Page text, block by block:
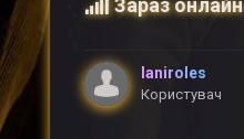
Зараз онлайн
laniroles
Користувач